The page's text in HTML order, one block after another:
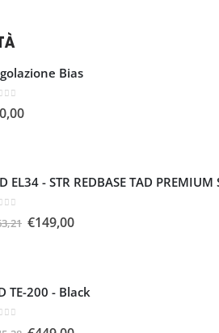
Bias
5
EL34 - STR REDBASE TAD
€149,00
TE-200 - Black